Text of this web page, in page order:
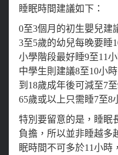
睡眠時間建議如下：
0至3個月的初生嬰兒建
3至5歲的幼兒每晚要睡
小學階段最好睡9至11小
中學生則建議8至10小時
到18歲成年後可減至7至
65歲或以上只需睡7至8
特別要留意的是，睡眠
負擔，所以並非睡越多
眠時間不可多於11小時